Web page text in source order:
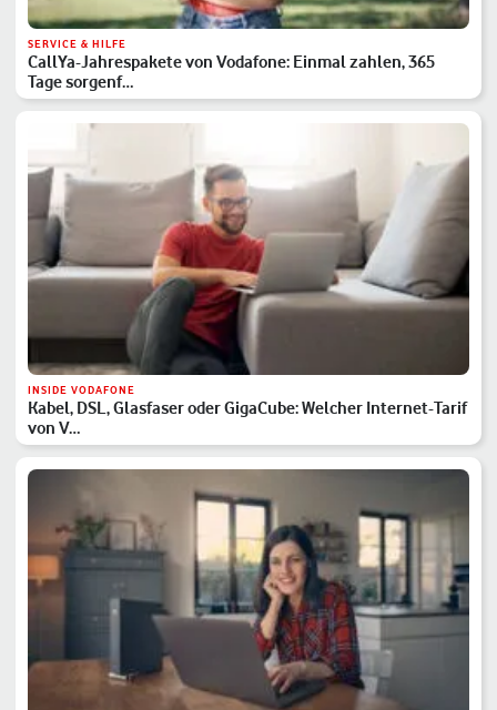
SERVICE & HILFE
CallYa-Jahrespakete von Vodafone: Einmal zahlen, 365
Tage sorgenf…
INSIDE VODAFONE
Kabel, DSL, Glasfaser oder GigaCube: Welcher Internet-Tarif
von V…